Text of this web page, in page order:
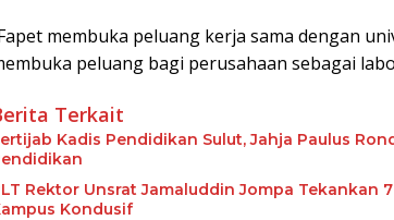
membuka peluang kerja sama dengan
peluang bagi perusahaan sebagai
Terkait
Kadis Pendidikan Sulut, Jahja Paulus
Rektor Unsrat Jamaluddin Jompa Tekankan
Kondusif